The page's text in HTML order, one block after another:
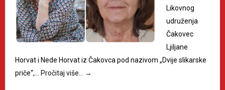
Likovnog
udruženja
Čakovec
Ljiljane
Horvat i Nede Horvat iz Čakovca pod nazivom „Dvije slikarske
priče“,… Pročitaj više… →